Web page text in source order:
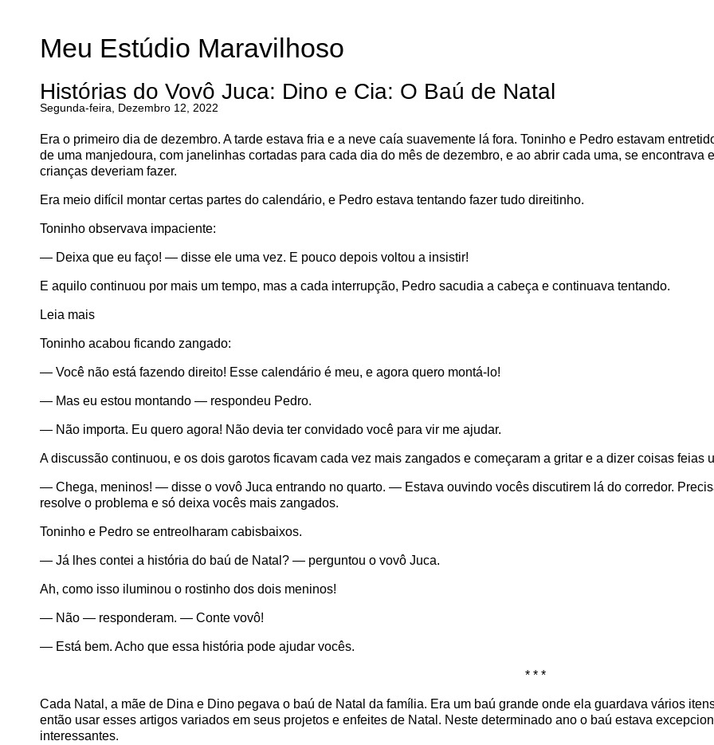
Meu Estúdio Maravilhoso
Histórias do Vovô Juca: Dino e Cia: O Baú de Natal
Segunda-feira, Dezembro 12, 2022
Era o primeiro dia de dezembro. A tarde estava fria e a neve caía suavemente lá fora. Toninho e Pedro estavam
de uma manjedoura, com janelinhas cortadas para cada dia do mês de dezembro, e ao abrir cada uma, se encontrava
crianças deveriam fazer.
Era meio difícil montar certas partes do calendário, e Pedro estava tentando fazer tudo direitinho.
Toninho observava impaciente:
— Deixa que eu faço! — disse ele uma vez. E pouco depois voltou a insistir!
E aquilo continuou por mais um tempo, mas a cada interrupção, Pedro sacudia a cabeça e continuava tentando.
Leia mais
Toninho acabou ficando zangado:
— Você não está fazendo direito! Esse calendário é meu, e agora quero montá-lo!
— Mas eu estou montando — respondeu Pedro.
— Não importa. Eu quero agora! Não devia ter convidado você para vir me ajudar.
A discussão continuou, e os dois garotos ficavam cada vez mais zangados e começaram a gritar e a dizer coisas feias
— Chega, meninos! — disse o vovô Juca entrando no quarto. — Estava ouvindo vocês discutirem lá do corredor.
resolve o problema e só deixa vocês mais zangados.
Toninho e Pedro se entreolharam cabisbaixos.
— Já lhes contei a história do baú de Natal? — perguntou o vovô Juca.
Ah, como isso iluminou o rostinho dos dois meninos!
— Não — responderam. — Conte vovô!
— Está bem. Acho que essa história pode ajudar vocês.
* * *
Cada Natal, a mãe de Dina e Dino pegava o baú de Natal da família. Era um baú grande onde ela guardava vários
então usar esses artigos variados em seus projetos e enfeites de Natal. Neste determinado ano o baú estava
interessantes.